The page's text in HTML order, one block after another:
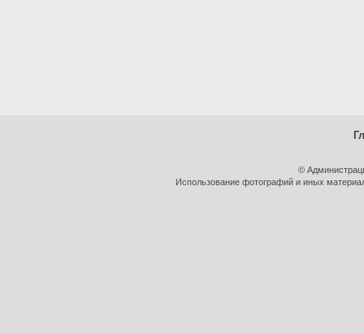
©
Использование фотографий и иных